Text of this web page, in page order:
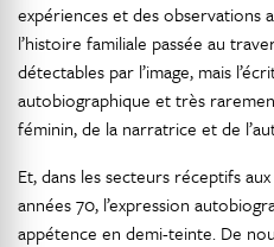
expériences et des observations
l’histoire familiale passée au
détectables par l’image, mais
autobiographique et très
féminin, de la narratrice et de
Et, dans les secteurs réceptifs
années 70, l’expression
appétence en demi-teinte. De